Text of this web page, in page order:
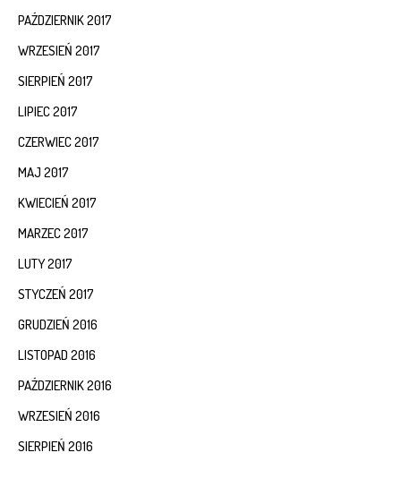
PAŹDZIERNIK 2017
WRZESIEŃ 2017
SIERPIEŃ 2017
LIPIEC 2017
CZERWIEC 2017
MAJ 2017
KWIECIEŃ 2017
MARZEC 2017
LUTY 2017
STYCZEŃ 2017
GRUDZIEŃ 2016
LISTOPAD 2016
PAŹDZIERNIK 2016
WRZESIEŃ 2016
SIERPIEŃ 2016